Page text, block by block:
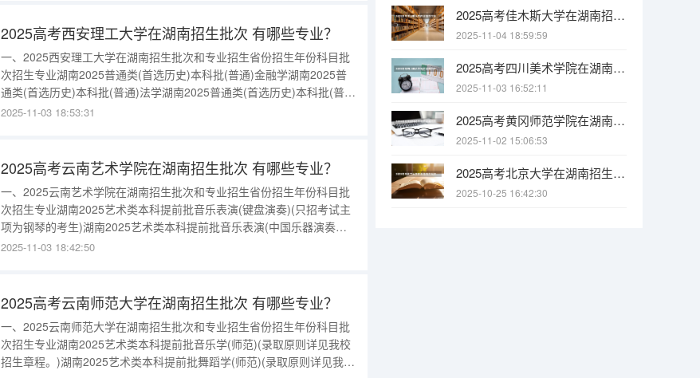
2025高考西安理工大学在湖南招生批次 有哪些专业？
一、2025西安理工大学在湖南招生批次和专业招生省份招生年份科目批
次招生专业湖南2025普通类(首选历史)本科批(普通)金融学湖南2025普
通类(首选历史)本科批(普通)法学湖南2025普通类(首选历史)本科批(普
通)跨境电子商务湖南2025普通类(首选历史)本科批(普通)工商管理类(包
2025-11-03 18:53:31
2025高考云南艺术学院在湖南招生批次 有哪些专业？
一、2025云南艺术学院在湖南招生批次和专业招生省份招生年份科目批
次招生专业湖南2025艺术类本科提前批音乐表演(键盘演奏)(只招考试主
项为钢琴的考生)湖南2025艺术类本科提前批音乐表演(中国乐器演奏弹
拨乐)(只招考试主项为阮、琵琶、柳琴、扬琴的考生)湖南2025艺术类本
2025-11-03 18:42:50
2025高考云南师范大学在湖南招生批次 有哪些专业？
一、2025云南师范大学在湖南招生批次和专业招生省份招生年份科目批
次招生专业湖南2025艺术类本科提前批音乐学(师范)(录取原则详见我校
招生章程。)湖南2025艺术类本科提前批舞蹈学(师范)(录取原则详见我校
2025高考佳木斯大学在湖南招生批次 有哪些专业？
2025-11-04 18:59:59
2025高考四川美术学院在湖南招生批次 有哪些专业？
2025-11-03 16:52:11
2025高考黄冈师范学院在湖南招生批次 有哪些专业？
2025-11-02 15:06:53
2025高考北京大学在湖南招生批次 有哪些专业？
2025-10-25 16:42:30